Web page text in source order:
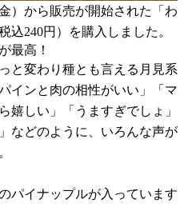
）から販売が開始された「わ
込240円）を購入しました。
最高！
と変わり種とも言える月見系
インと肉の相性がいい」「マ
嬉しい」「うますぎでしょ」
などのように、いろんな声が
パイナップルが入っています